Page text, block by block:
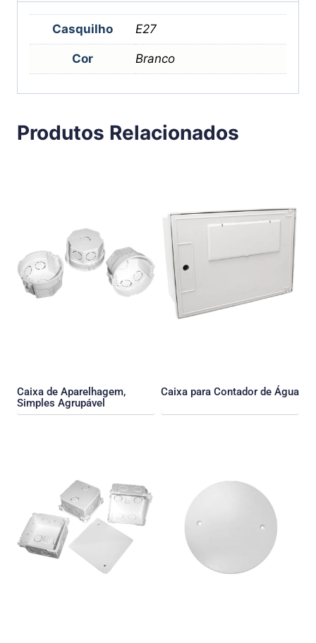
Casquilho E27
Cor Branco
Produtos Relacionados
Caixa de Aparelhagem,
Simples Agrupável
Caixa para Contador de Água